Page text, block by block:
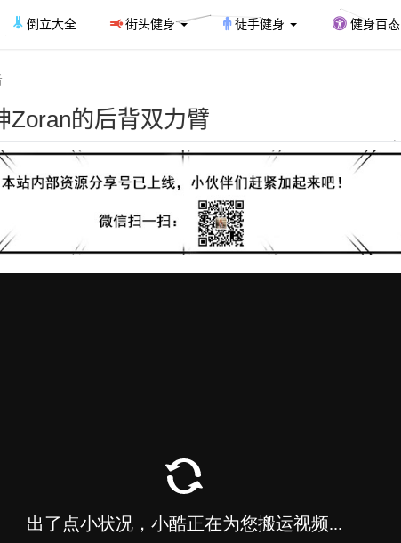
倒立大全 街头健身 徒手健身 健身百态
Zoran的后背双力臂